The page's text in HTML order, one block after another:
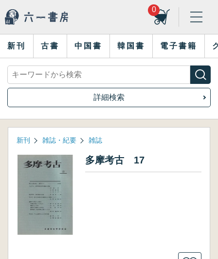
0
新刊 古書 中国書 韓国書 電子書籍
詳細検索
新刊 雑誌・紀要 雑誌
多摩考古 17